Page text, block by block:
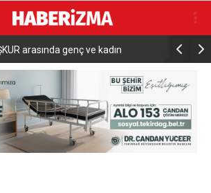
arasında genç ve kadın Bakan
fırtınası